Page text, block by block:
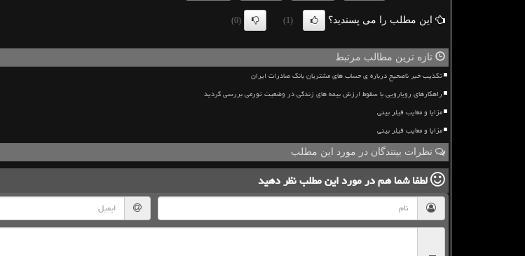
این مطلب را می پسندید؟ (1)
(0)
تازه ترین مطالب مرتبط
تکذیب خبر ناصحیح درباره ی حساب های مشتریان بانک صادرات ایران
راهکارهای رویارویی با سقوط ارزش بیمه های زندگی در وضعیت تورمی بررسی گردید
مزایا و معایب فیلر بینی
مزایا و معایب فیلر بینی
نظرات بینندگان در مورد این مطلب
لطفا شما همدر مورد این مطلبنظر دهید